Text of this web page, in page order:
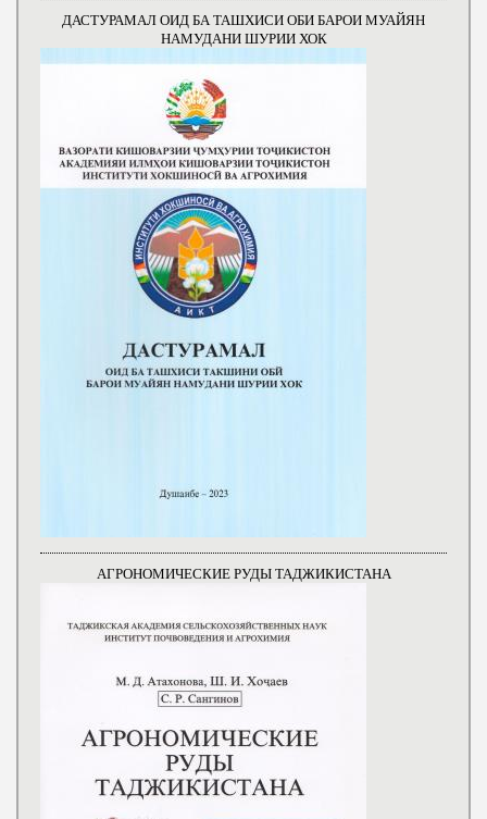
ДАСТУРАМАЛ ОИД БА ТАШХИСИ ОБИ БАРОИ МУАЙЯН
НАМУДАНИ ШУРИИ ХОК
АГРОНОМИЧЕСКИЕ РУДЫ ТАДЖИКИСТАНА